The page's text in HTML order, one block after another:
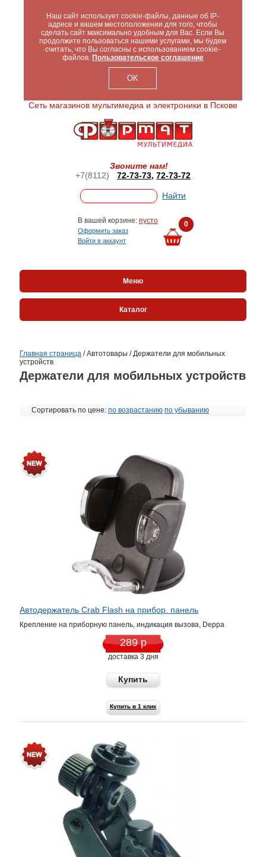
Наш сайт использует cookie-файлы, данные об IP-
адресе и вашем местоположении для того, чтобы
сделать сайт максимально удобным для Вас. Если Вы
продолжите пользоваться нашими услугами, мы будем
считать, что Вы согласны с использованием cookie-
файлов. Пользовательское соглашение
OK
Сеть магазинов мультимедиа и электроники в Пскове
Звоните нам!
+7(8112)
72-73-73, 72-73-72
В вашей корзине: пусто
Оформить заказ
Войти в аккаунт
0
Меню
Каталог
Главная страница /Автотовары / Держатели для мобильных
устройств
Держатели для мобильных устройств
Сортировать по цене: по возрастанию по убыванию
Автодержатель Crab Flash на прибор. панель
Крепление на приборную панель, индикация вызова, Deppa
289 р
доставка 3 дня
Купить
Купить в 1 клик